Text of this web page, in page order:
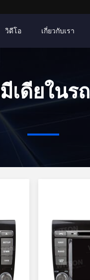
วิดีโอ เกี่ยวกับเรา
เดียในร